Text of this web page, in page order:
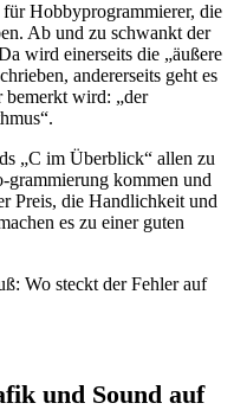
Hobbyprogrammierer, die
Ab und zu schwankt der
wird einerseits die „äußere
andererseits geht es
bemerkt wird: „der
„C im Überblick“ allen zu
grammierung kommen und
Preis, die Handlichkeit und
es zu einer guten
Wo steckt der Fehler auf
und Sound auf